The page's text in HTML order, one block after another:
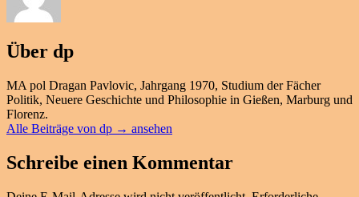
Über dp
MA pol Dragan Pavlovic, Jahrgang 1970, Studium der Fächer
Politik, Neuere Geschichte und Philosophie in Gießen, Marburg und
Florenz.
Alle Beiträge von dp → ansehen
Schreibe einen Kommentar